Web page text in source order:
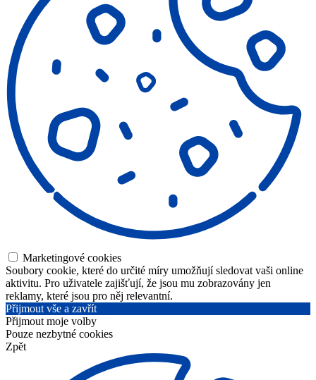
Marketingové cookies
Soubory cookie, které do určité míry umožňují sledovat vaši online
aktivitu. Pro uživatele zajišťují, že jsou mu zobrazovány jen
reklamy, které jsou pro něj relevantní.
Přijmout vše a zavřít
Přijmout moje volby
Pouze nezbytné cookies
Zpět